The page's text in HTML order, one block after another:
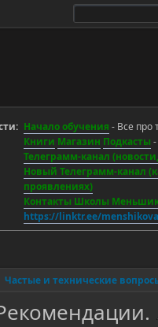
Начало обучения - Все про
Книги Магазин Подкасты
Телеграмм-канал
Новый Телеграмм-канал
проявлениях)
Контакты Школы
https://linktr.ee/menshikova
Частые и технические